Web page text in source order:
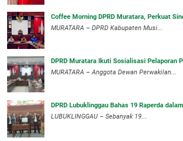
Coffee Morning DPRD Muratara, Perkuat
MURATARA – DPRD Kabupaten Musi...
DPRD Muratara Ikuti Sosialisasi Pelaporan
MURATARA – Anggota Dewan Perwakilan...
DPRD Lubuklinggau Bahas 19 Raperda
LUBUKLINGGAU – Sebanyak 19...